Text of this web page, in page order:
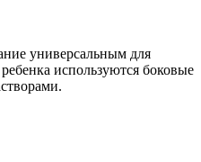
универсальным для
используются боковые